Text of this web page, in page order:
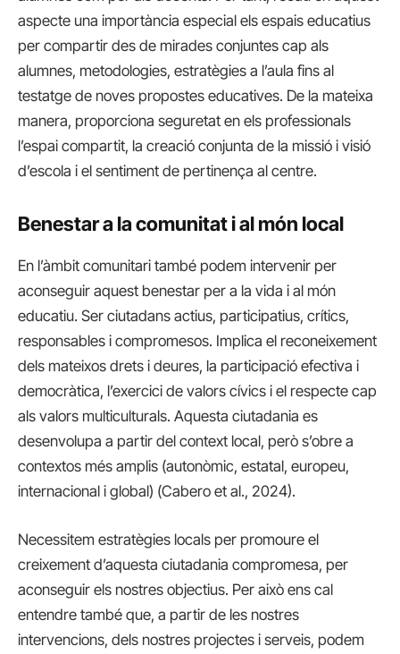
aspecte una importància especial els espais educatius
per compartir des de mirades conjuntes cap als
alumnes, metodologies, estratègies a l’aula fins al
testatge de noves propostes educatives. De la mateixa
manera, proporciona seguretat en els professionals
l’espai compartit, la creació conjunta de la missió i visió
d’escola i el sentiment de pertinença al centre.
Benestar a la comunitat i al món local
En l’àmbit comunitari també podem intervenir per
aconseguir aquest benestar per a la vida i al món
educatiu. Ser ciutadans actius, participatius, crítics,
responsables i compromesos. Implica el reconeixement
dels mateixos drets i deures, la participació efectiva i
democràtica, l’exercici de valors cívics i el respecte cap
als valors multiculturals. Aquesta ciutadania es
desenvolupa a partir del context local, però s’obre a
contextos més amplis (autonòmic, estatal, europeu,
internacional i global) (Cabero et al., 2024).
Necessitem estratègies locals per promoure el
creixement d’aquesta ciutadania compromesa, per
aconseguir els nostres objectius. Per això ens cal
entendre també que, a partir de les nostres
intervencions, dels nostres projectes i serveis, podem